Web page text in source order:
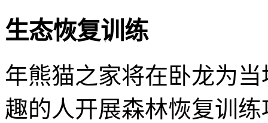
生态恢复训练
年熊猫之家将在卧龙为
趣的人开展森林恢复训练